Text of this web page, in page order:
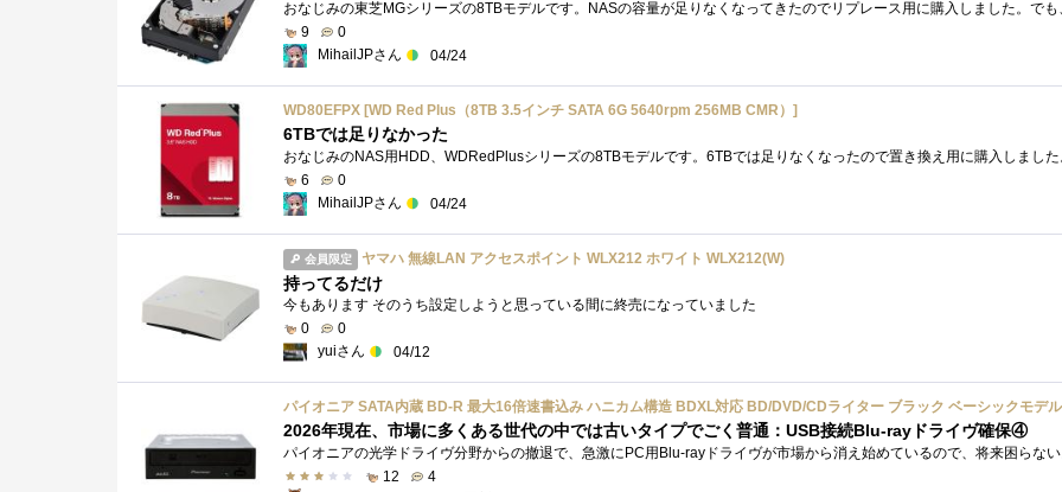
9
0
MihailJPさん
04/24
WD80EFPX [WD Red Plus（8TB 3.5インチ SATA 6G 5640rpm 256MB CMR）]
6TBでは足りなかった
6
0
MihailJPさん
04/24
会員限定 ヤマハ 無線LAN アクセスポイント WLX212 ホワイト WLX212(W)
持ってるだけ
今もあります そのうち設定しようと思っている間に終売になっていました
0
0
yuiさん
04/12
2026年現在、市場に多くある世代の中では古いタイプでごく普通：USB接続Blu-rayドライヴ確保④
12
4